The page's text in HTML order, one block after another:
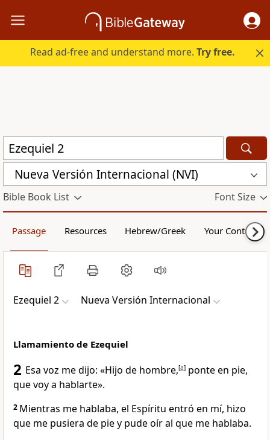
Read ad-free and understand more.Try free.
Nueva Versión Internacional (NVI)
Bible Book List Font Size
Passage Resources Hebrew/Greek Your Content
Ezequiel 2 Nueva Versión Internacional
Llamamiento de Ezequiel
2 Esa voz me dijo: «Hijo de hombre,[a] ponte en pie,
que voy a hablarte».
2 Mientras me hablaba, el Espíritu entró en mí, hizo
que me pusiera de pie y pude oír al que me hablaba.